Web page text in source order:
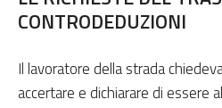
CONTRODEDUZIONI
Il lavoratore della strada
accertare e dichiarare di essere